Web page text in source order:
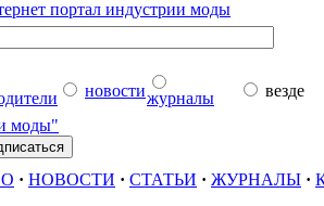
новостижурналы
везде
моды"
· НОВОСТИ · СТАТЬИ · ЖУРНАЛЫ ·